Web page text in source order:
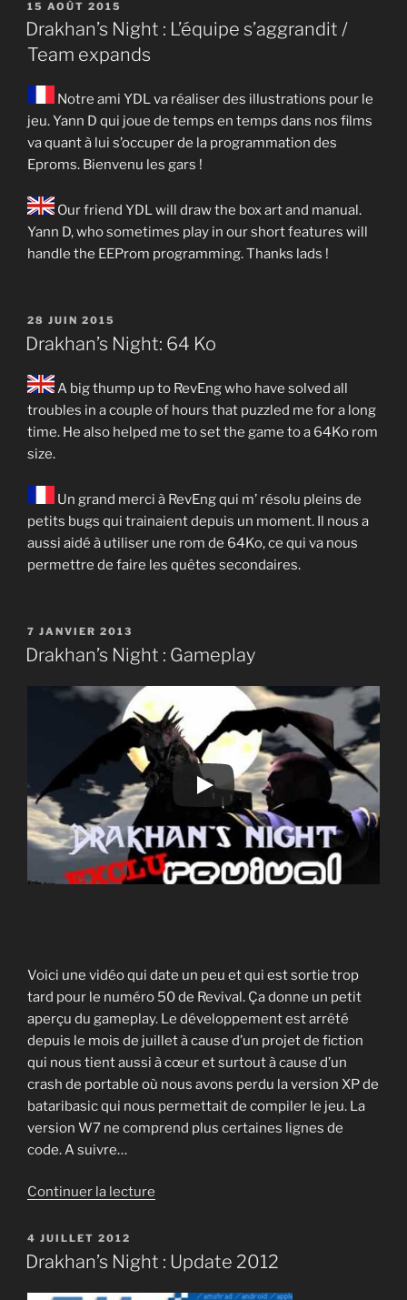
PUBLIÉ
LE
15 AOÛT 2015
Drakhan’s Night : L’équipe s’aggrandit /
Team expands
Notre ami YDL va réaliser des illustrations pour le
jeu. Yann D qui joue de temps en temps dans nos films
va quant à lui s’occuper de la programmation des
Eproms. Bienvenu les gars !
Our friend YDL will draw the box art and manual.
Yann D, who sometimes play in our short features will
handle the EEProm programming. Thanks lads !
PUBLIÉ
LE
28 JUIN 2015
Drakhan’s Night: 64 Ko
A big thump up to RevEng who have solved all
troubles in a couple of hours that puzzled me for a long
time. He also helped me to set the game to a 64Ko rom
size.
Un grand merci à RevEng qui m’ résolu pleins de
petits bugs qui trainaient depuis un moment. Il nous a
aussi aidé à utiliser une rom de 64Ko, ce qui va nous
permettre de faire les quêtes secondaires.
PUBLIÉ
LE
7 JANVIER 2013
Drakhan’s Night : Gameplay
Voici une vidéo qui date un peu et qui est sortie trop
tard pour le numéro 50 de Revival. Ça donne un petit
aperçu du gameplay. Le développement est arrêté
depuis le mois de juillet à cause d’un projet de fiction
qui nous tient aussi à cœur et surtout à cause d’un
crash de portable où nous avons perdu la version XP de
bataribasic qui nous permettait de compiler le jeu. La
version W7 ne comprend plus certaines lignes de
code. A suivre…
Continuer la lecture
:
PUBLIÉ
LE
4 JUILLET 2012
Drakhan’s Night : Update 2012